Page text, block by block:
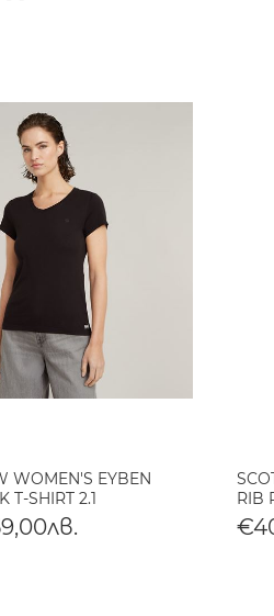
WOMEN'S EYBEN
T-SHIRT 2.1
RIB